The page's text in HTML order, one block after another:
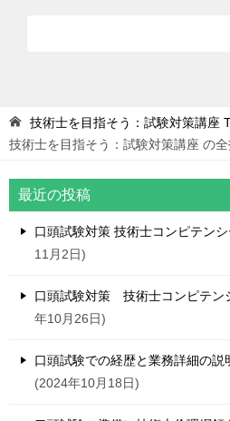
技術士を目指そう：試験対策講座
技術士を目指そう：試験対策講座 の
最近の投稿
口頭試験対策 技術士コンピテンシ
11月2日
口頭試験対策 技術士コンピテン
年10月26日
口頭試験での経歴と業務詳細の説
2024年10月18日